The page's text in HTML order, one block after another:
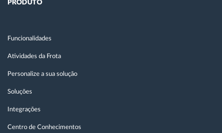
PRODUTO
Funcionalidades
Atividades da Frota
Personalize a sua solução
Soluções
Integrações
Centro de Conhecimentos